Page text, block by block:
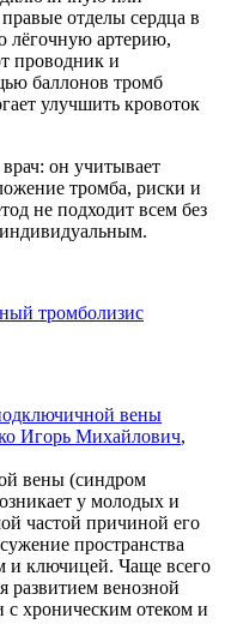
отделы сердца в
лёгочную артерию,
проводник и
баллонов тромб
улучшить кровоток
он учитывает
тромба, риски и
не подходит всем без
тромболизис
вены
Игорь Михайлович,
вены (синдром
у молодых и
частой причиной его
пространства
и ключицей. Чаще всего
развитием венозной
с хроническим отеком и